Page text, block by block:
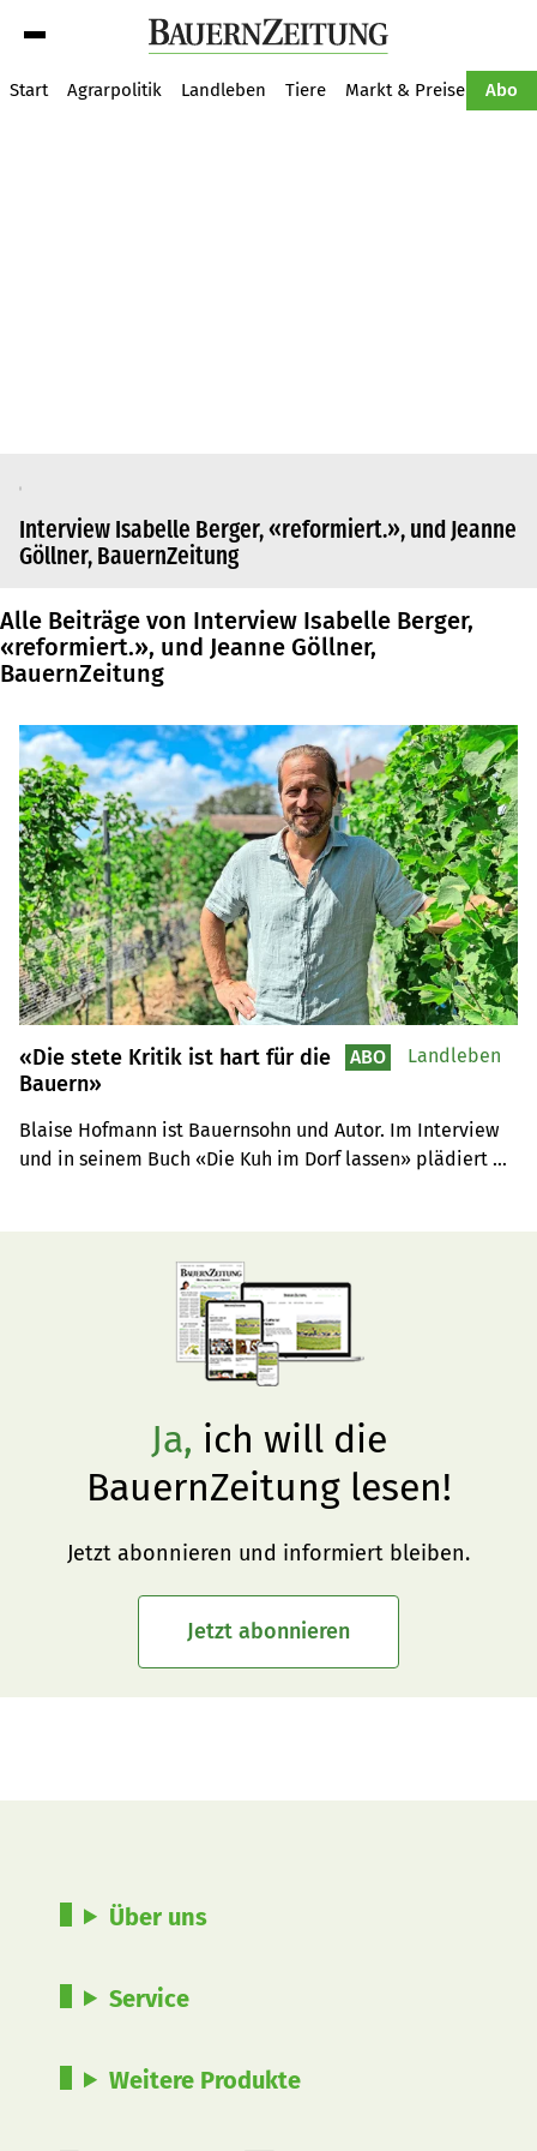
Start Agrarpolitik Landleben Tiere Markt & Preise Abo
Interview Isabelle Berger, «reformiert.», und Jeanne
Göllner, BauernZeitung
Alle Beiträge von Interview Isabelle Berger,
«reformiert.», und Jeanne Göllner,
BauernZeitung
«Die stete Kritik ist hart für die
Bauern»
Blaise Hofmann ist Bauernsohn und Autor. Im Interview
und in seinem Buch «Die Kuh im Dorf lassen» plädiert
ABO Landleben
Ja, ich will die
BauernZeitung lesen!
Jetzt abonnieren und informiert bleiben.
Jetzt abonnieren
Über uns
Service
Weitere Produkte